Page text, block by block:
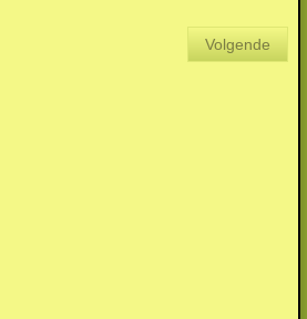
Volgende